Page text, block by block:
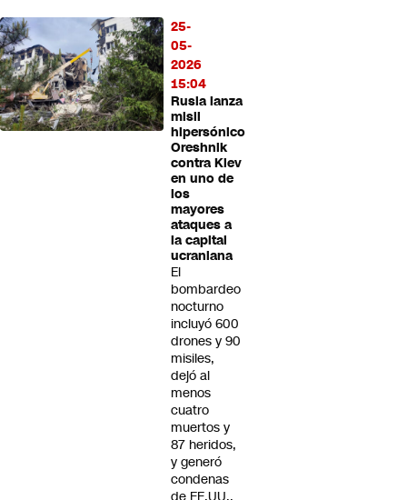
25-
05-
2026
15:04
Rusia lanza
misil
hipersónico
Oreshnik
contra Kiev
en uno de
los
mayores
ataques a
la capital
ucraniana
El
bombardeo
nocturno
incluyó 600
drones y 90
misiles,
dejó al
menos
cuatro
muertos y
87 heridos,
y generó
condenas
de EE.UU.,